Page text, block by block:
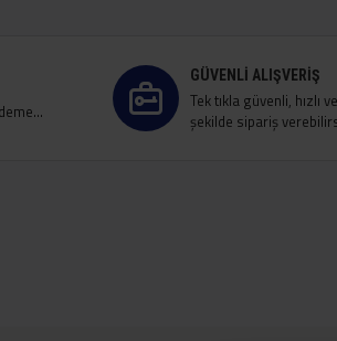
GÜVENLI ALIŞVERIŞ
Tek tıkla güvenli, hızlı
şekilde sipariş